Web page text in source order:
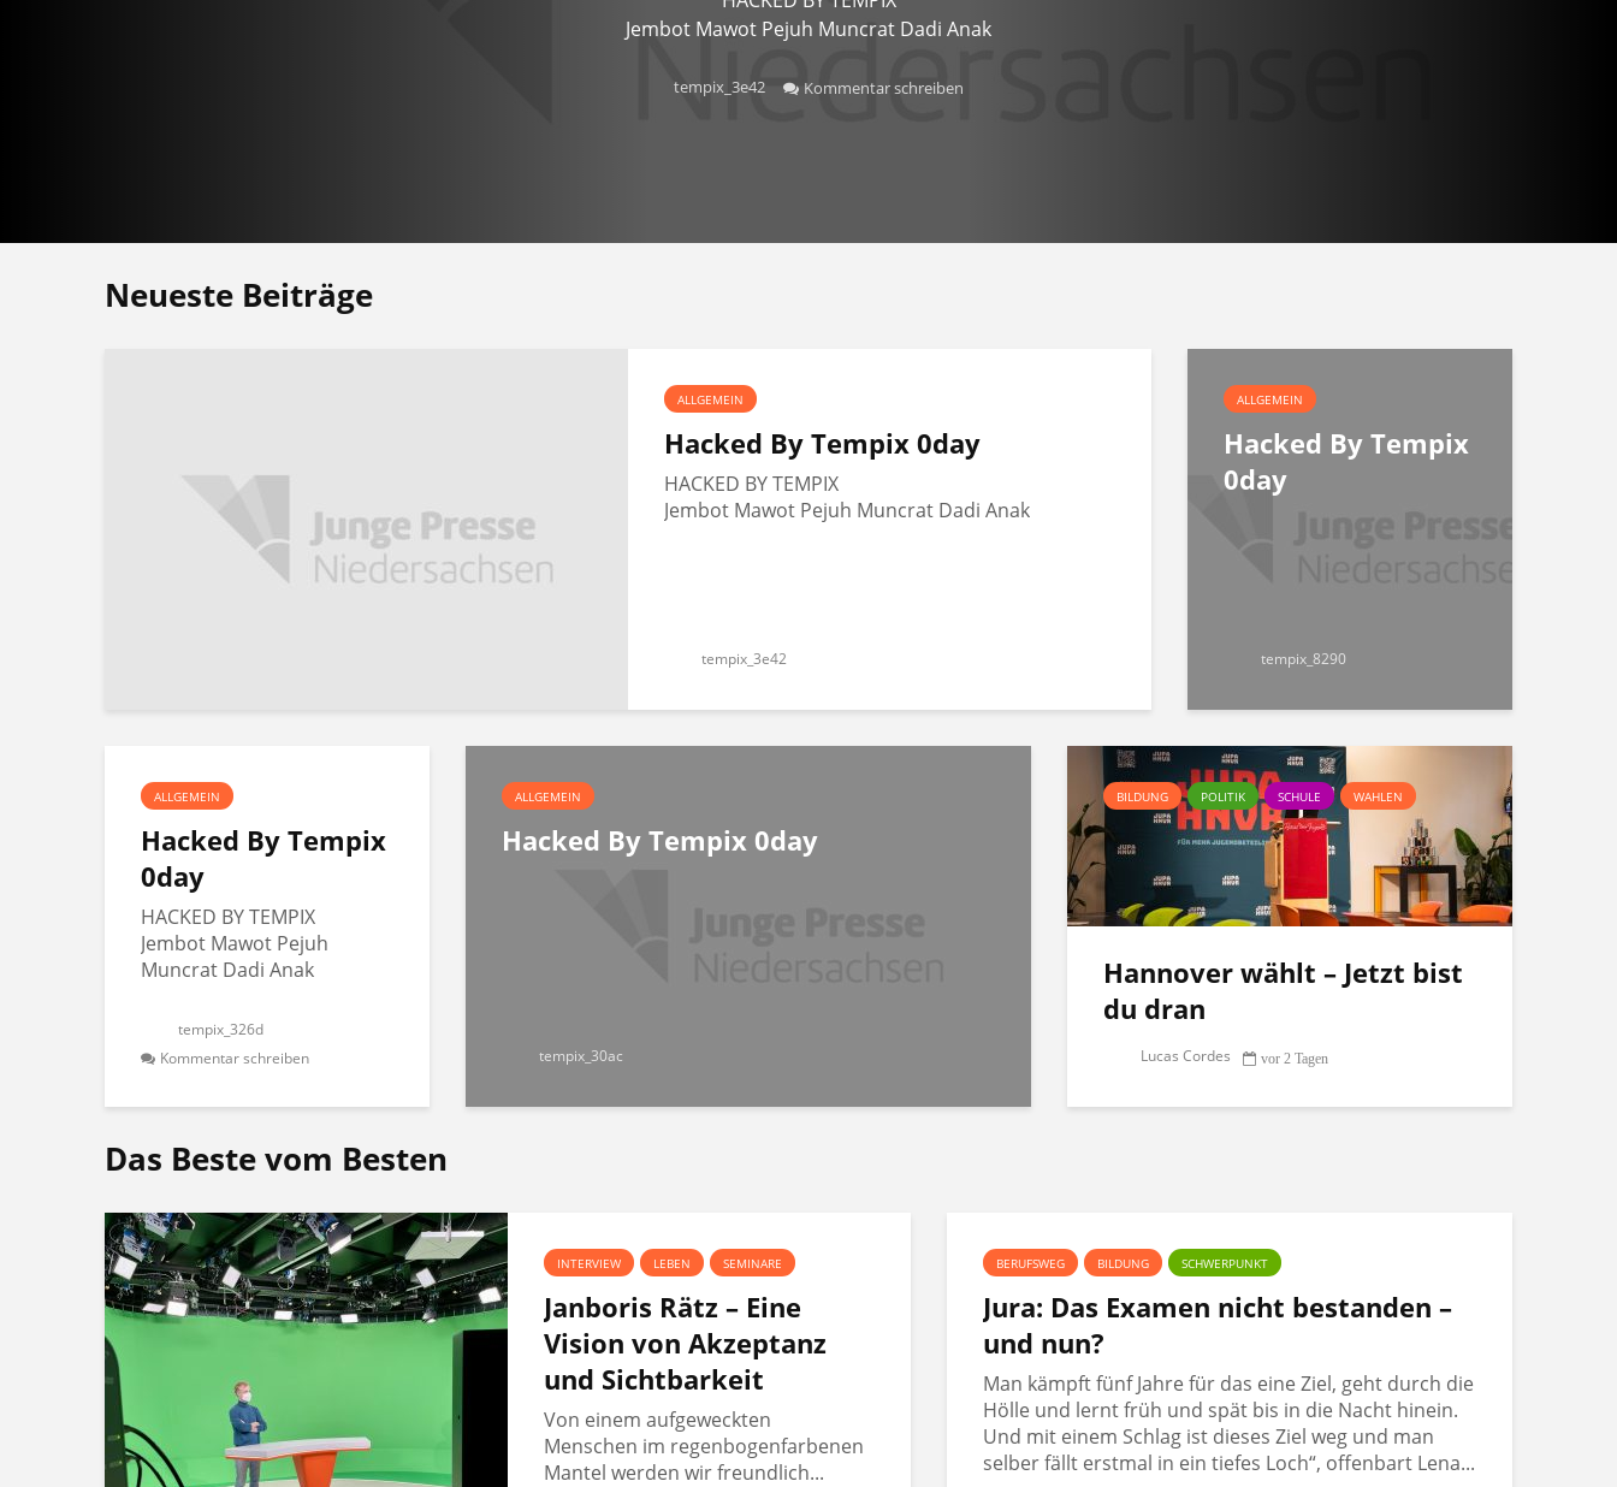
Jembot Mawot Pejuh Muncrat Dadi Anak
tempix_3e42 Kommentar schreiben
Neueste Beiträge
ALLGEMEIN
Hacked By Tempix 0day
HACKED BY TEMPIX
Jembot Mawot Pejuh Muncrat Dadi Anak
tempix_3e42
ALLGEMEIN
Hacked By Tempix
0day
tempix_8290
ALLGEMEIN
Hacked By Tempix
0day
HACKED BY TEMPIX
Jembot Mawot Pejuh
Muncrat Dadi Anak
tempix_326d
Kommentar schreiben
ALLGEMEIN
Hacked By Tempix 0day
tempix_30ac
BILDUNG POLITIK SCHULE WAHLEN
Hannover wählt – Jetzt bist
du dran
Lucas Cordes vor 2 Tagen
Das Beste vom Besten
INTERVIEW LEBEN SEMINARE
Janboris Rätz – Eine
Vision von Akzeptanz
und Sichtbarkeit
Von einem aufgeweckten
Menschen im regenbogenfarbenen
Mantel werden wir freundlich...
BERUFSWEG BILDUNG SCHWERPUNKT
Jura: Das Examen nicht bestanden –
und nun?
Man kämpft fünf Jahre für das eine Ziel, geht durch die
Hölle und lernt früh und spät bis in die Nacht hinein.
Und mit einem Schlag ist dieses Ziel weg und man
selber fällt erstmal in ein tiefes Loch“, offenbart Lena...